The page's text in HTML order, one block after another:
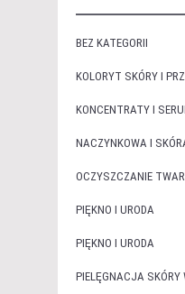
BEZ KATEGORII
KOLORYT SKÓRY I
KONCENTRATY I
NACZYNKOWA I
OCZYSZCZANIE
PIĘKNO I URODA
PIĘKNO I URODA
PIELĘGNACJA SKÓRY